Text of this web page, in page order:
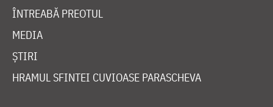
ÎNTREABĂ PREOTUL
MEDIA
ȘTIRI
HRAMUL SFINTEI CUVIOASE PARASCHEVA